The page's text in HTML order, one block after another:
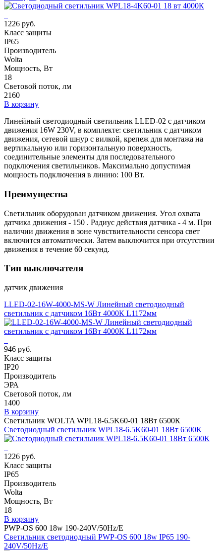
1226 руб.
Класс защиты
IP65
Производитель
Wolta
Мощность, Вт
18
Световой поток, лм
2160
В корзину
Линейный светодиодный светильник LLED-02 с датчиком
движения 16W 230V, в комплекте: светильник с датчиком
движения, сетевой шнур с вилкой, крепеж для монтажа на
вертикальную или горизонтальную поверхность,
соединительные элементы для последовательного
подключения светильников. Максимально допустимая
мощность подключения в линию: 100 Вт.
Преимущества
Светильник оборудован датчиком движения. Угол охвата
датчика движения - 150 . Радиус действия датчика - 4 м. При
наличии движения в зоне чувствительности сенсора свет
включится автоматически. Затем выключится при отсутствии
движения в течение 60 секунд.
Тип выключателя
датчик движения
LLED-02-16W-4000-MS-W Линейный светодиодный
светильник с датчиком 16Вт 4000К L1172мм
946 руб.
Класс защиты
IP20
Производитель
ЭРА
Световой поток, лм
1400
В корзину
Светильник WOLTA WPL18-6.5K60-01 18Вт 6500К
Светодиодный светильник WPL18-6.5K60-01 18Вт 6500К
1226 руб.
Класс защиты
IP65
Производитель
Wolta
Мощность, Вт
18
В корзину
PWP-OS 600 18w 190-240V/50Hz/E
Светильник светодиодный PWP-OS 600 18w IP65 190-
240V/50Hz/E